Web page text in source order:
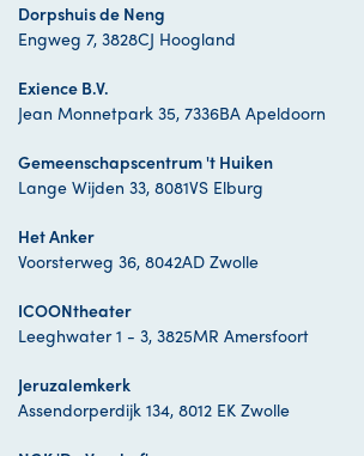
Dorpshuis de Neng
Engweg 7, 3828CJ Hoogland
Exience B.V.
Jean Monnetpark 35, 7336BA Apeldoorn
Gemeenschapscentrum 't Huiken
Lange Wijden 33, 8081VS Elburg
Het Anker
Voorsterweg 36, 8042AD Zwolle
ICOONtheater
Leeghwater 1 - 3, 3825MR Amersfoort
Jeruzalemkerk
Assendorperdijk 134, 8012 EK Zwolle